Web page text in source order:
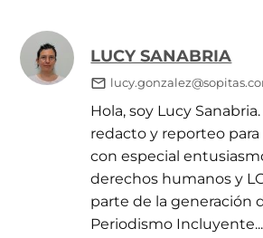
LUCY SANABRIA
Hola, soy Lucy
redacto y reporteo para
con especial
derechos humanos y
parte de la generación
Periodismo Incluyente...